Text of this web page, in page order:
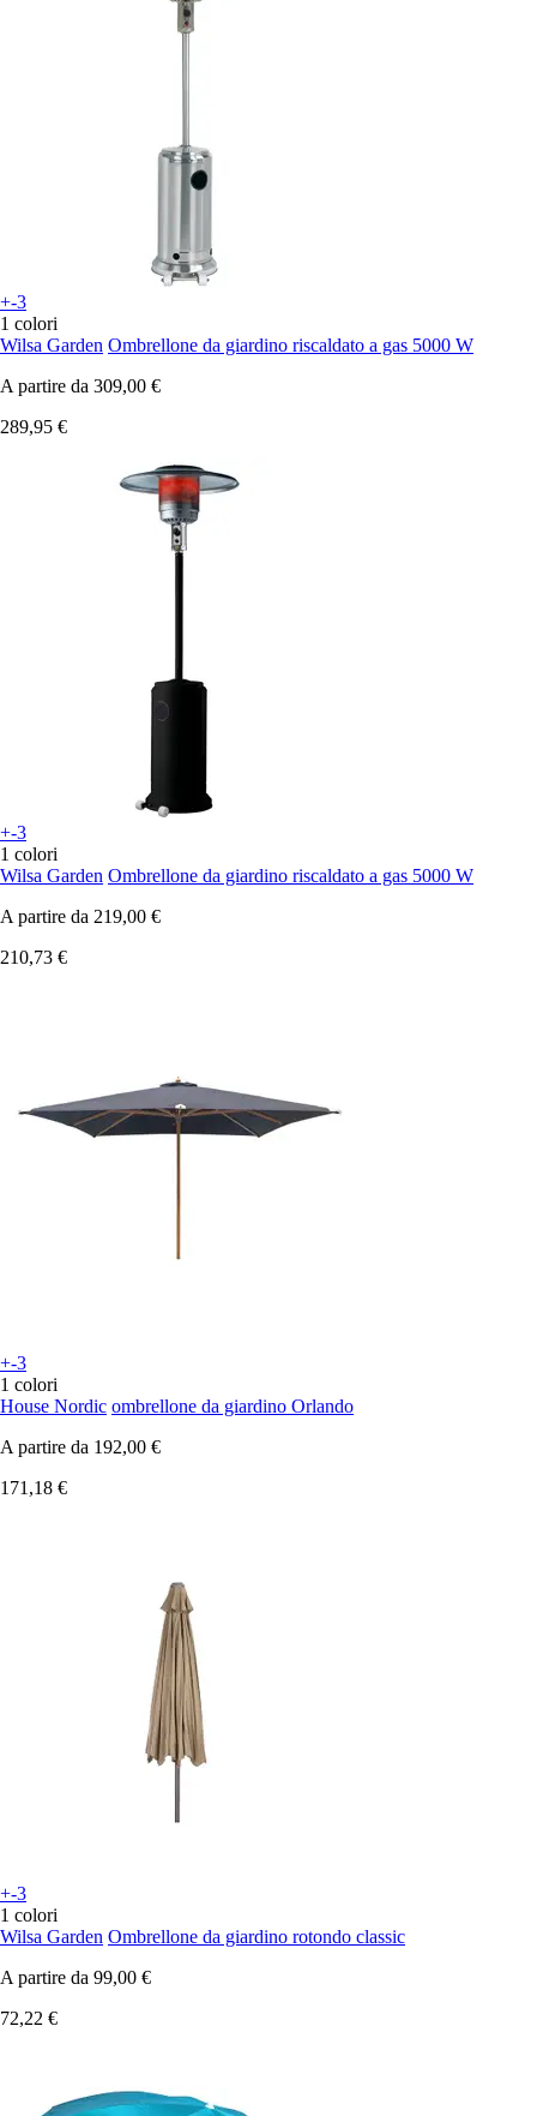
+-3
1 colori
Wilsa Garden Ombrellone da giardino riscaldato a gas 5000 W
A partire da 309,00 €
289,95 €
+-3
1 colori
Wilsa Garden Ombrellone da giardino riscaldato a gas 5000 W
A partire da 219,00 €
210,73 €
+-3
1 colori
House Nordic ombrellone da giardino Orlando
A partire da 192,00 €
171,18 €
+-3
1 colori
Wilsa Garden Ombrellone da giardino rotondo classic
A partire da 99,00 €
72,22 €